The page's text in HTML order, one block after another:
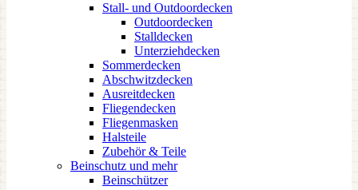
Stall- und Outdoordecken
Outdoordecken
Stalldecken
Unterziehdecken
Sommerdecken
Abschwitzdecken
Ausreitdecken
Fliegendecken
Fliegenmasken
Halsteile
Zubehör & Teile
Beinschutz und mehr
Beinschützer